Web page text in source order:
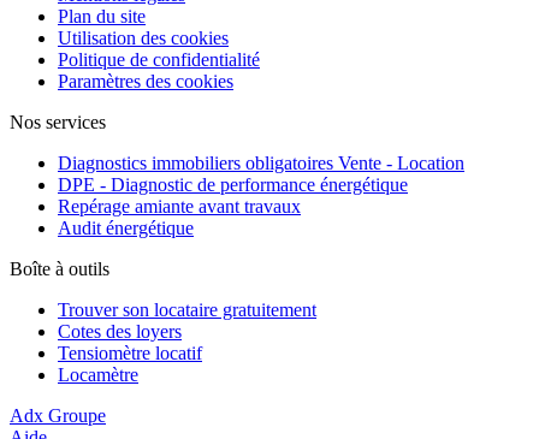
Plan du site
Utilisation des cookies
Politique de confidentialité
Paramètres des cookies
Nos services
Diagnostics immobiliers obligatoires Vente - Location
DPE - Diagnostic de performance énergétique
Repérage amiante avant travaux
Audit énergétique
Boîte à outils
Trouver son locataire gratuitement
Cotes des loyers
Tensiomètre locatif
Locamètre
Adx Groupe